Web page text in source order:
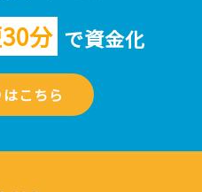
分 で資金化
こちら